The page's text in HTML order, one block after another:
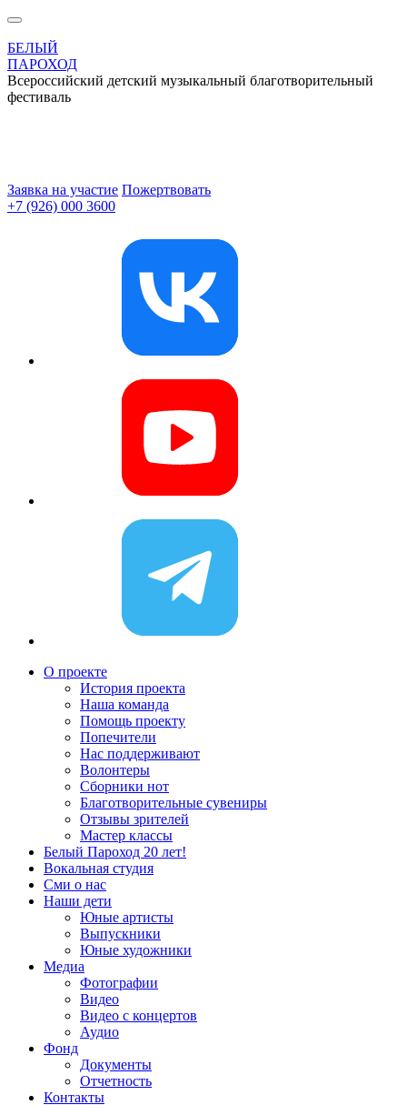
БЕЛЫЙ
ПАРОХОД
Всероссийский детский музыкальный благотворительный
фестиваль
Заявка на участие Пожертвовать
+7 (926) 000 3600
О проекте
История проекта
Наша команда
Помощь проекту
Попечители
Нас поддерживают
Волонтеры
Сборники нот
Благотворительные сувениры
Отзывы зрителей
Мастер классы
Белый Пароход 20 лет!
Вокальная студия
Сми о нас
Наши дети
Юные артисты
Выпускники
Юные художники
Медиа
Фотографии
Видео
Видео с концертов
Аудио
Фонд
Документы
Отчетность
Контакты